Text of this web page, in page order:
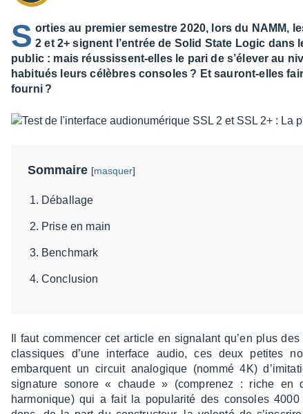
S orties au premier semestre 2020, lors du NAMM,
2 et 2+ signent l’entrée de Solid State Logic dans
public : mais réussissent-elles le pari de s’élever au
habitués leurs célèbres consoles ? Et sauront-elles
fourni ?
Sommaire [masquer]
Déballage
Prise en main
Benchmark
Conclusion
Il faut commen­cer cet article en signa­lant qu’en plus
clas­siques d’une inter­face audio, ces deux petites
embarquent un circuit analo­gique (nommé 4K)
signa­ture sonore « chaude » (compre­nez : riche en
harmo­nique) qui a fait la popu­la­rité des consoles